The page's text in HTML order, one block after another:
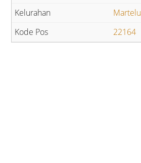
Martelu
22164